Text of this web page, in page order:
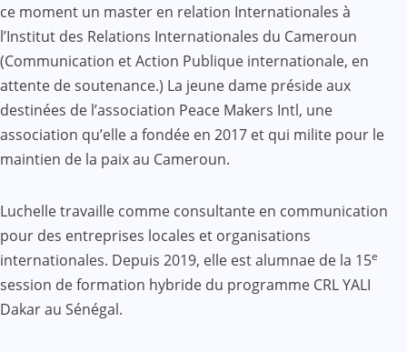
ce moment un master en relation Internationales à
l’Institut des Relations Internationales du Cameroun
(Communication et Action Publique internationale, en
attente de soutenance.) La jeune dame préside aux
destinées de l’association Peace Makers Intl, une
association qu’elle a fondée en 2017 et qui milite pour le
maintien de la paix au Cameroun.
Luchelle travaille comme consultante en communication
pour des entreprises locales et organisations
internationales. Depuis 2019, elle est alumnae de la 15e
session de formation hybride du programme CRL YALI
Dakar au Sénégal.